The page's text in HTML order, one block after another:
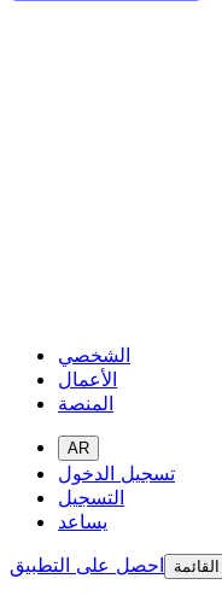
الشخصي
الأعمال
المنصة
AR
تسجيل الدخول
التسجيل
يساعد
احصل على التطبيق